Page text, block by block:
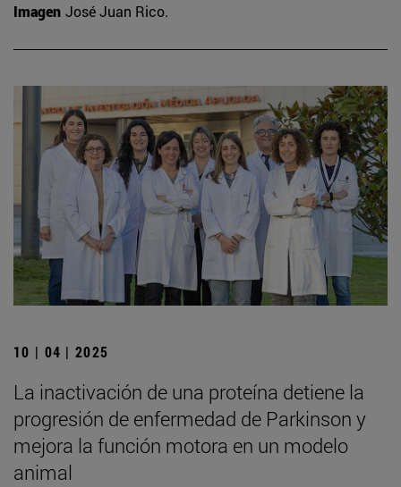
Imagen José Juan Rico.
10 | 04 | 2025
La inactivación de una proteína detiene la
progresión de enfermedad de Parkinson y
mejora la función motora en un modelo
animal